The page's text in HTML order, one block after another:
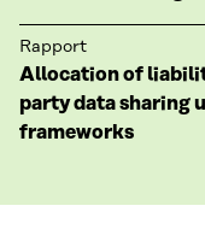
Rapport
Allocation of
party data sharing
frameworks